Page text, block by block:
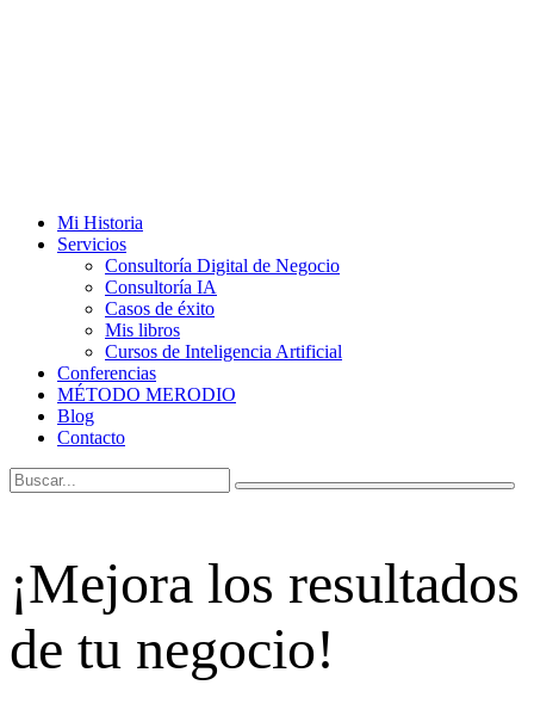
Mi Historia
Servicios
Consultoría Digital de Negocio
Consultoría IA
Casos de éxito
Mis libros
Cursos de Inteligencia Artificial
Conferencias
MÉTODO MERODIO
Blog
Contacto
¡Mejora los resultados
de tu negocio!